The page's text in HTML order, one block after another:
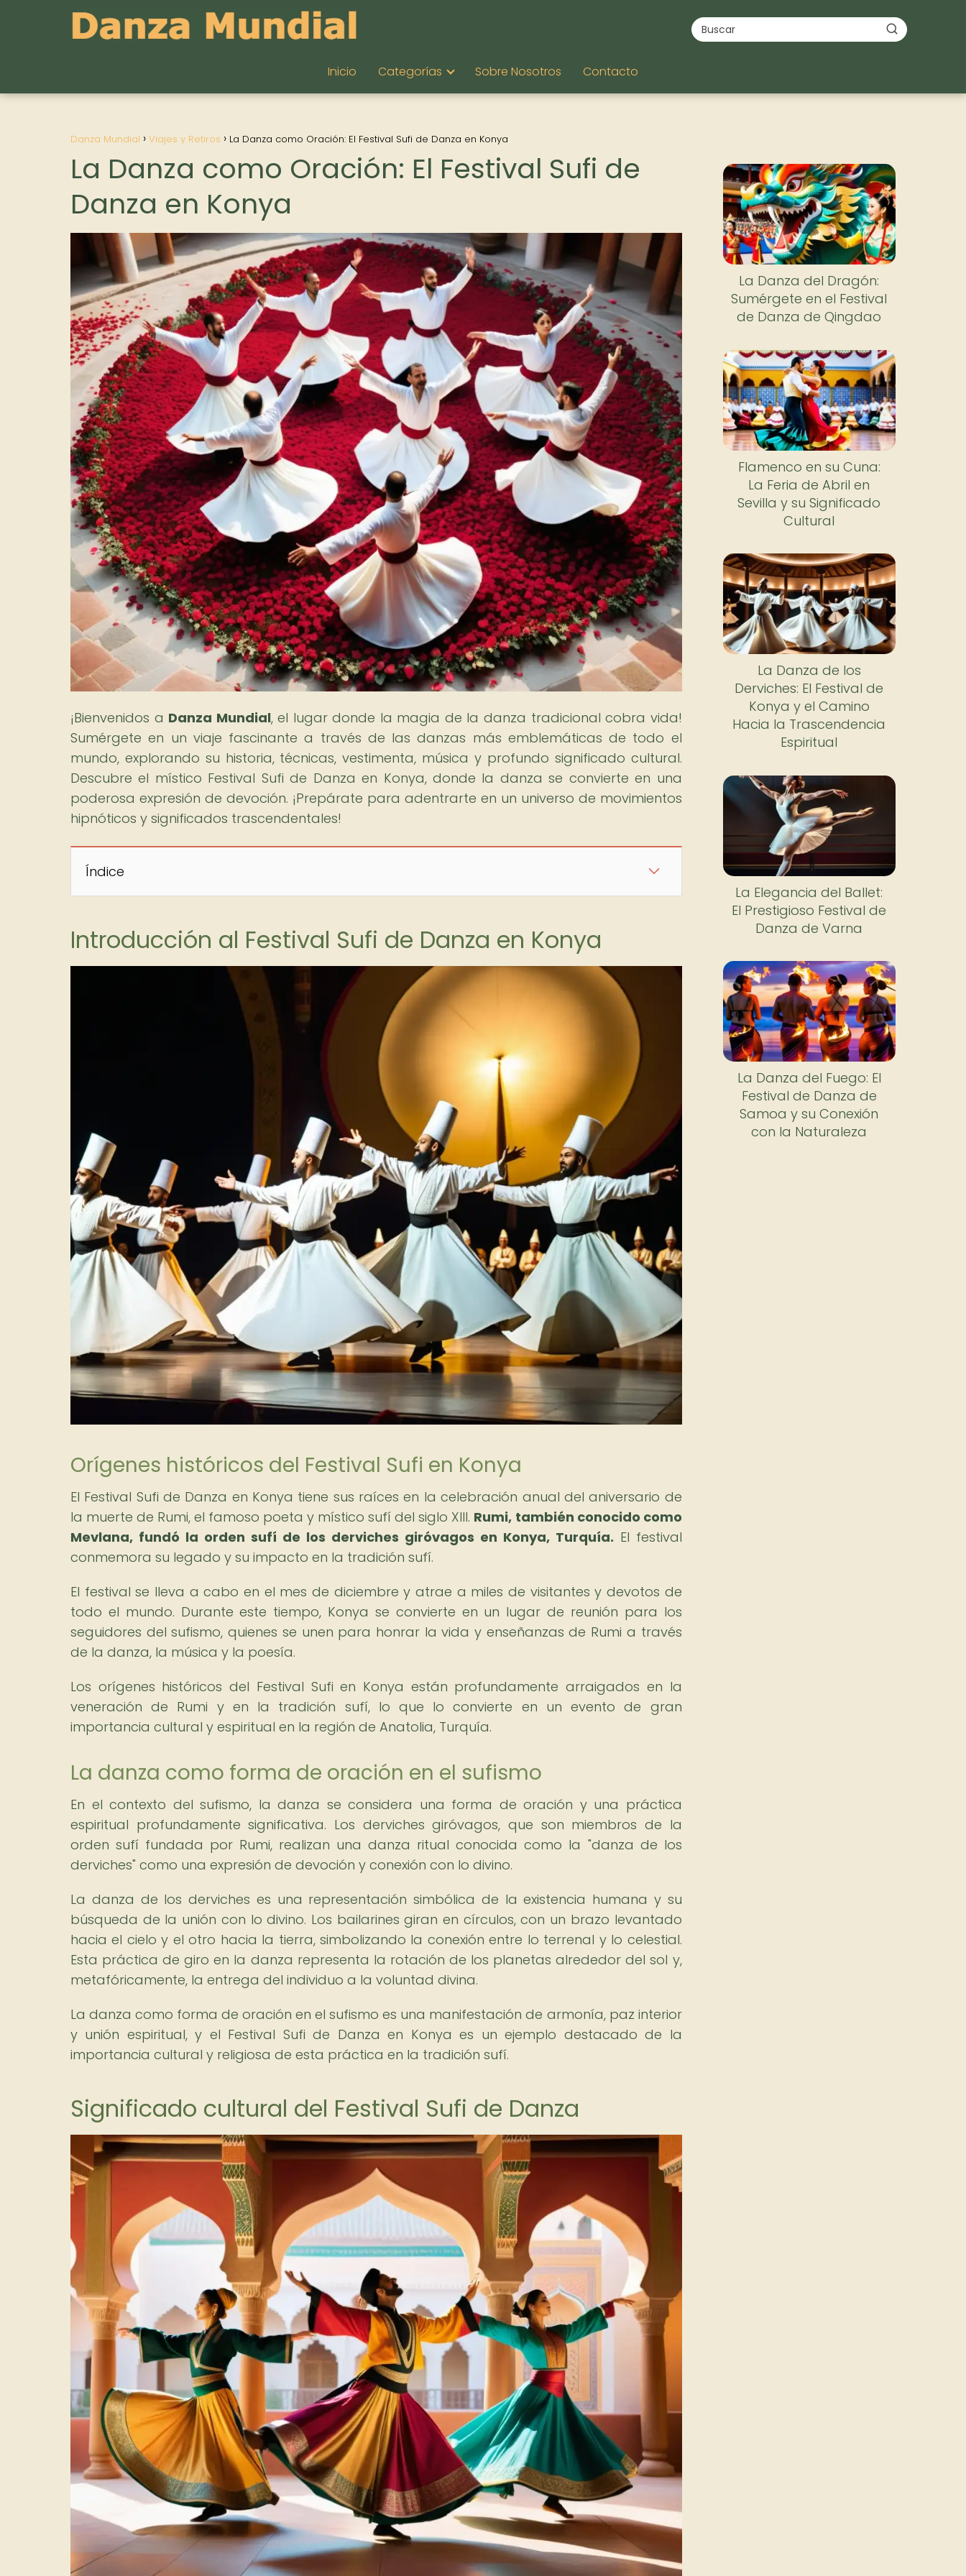
Inicio Categorías Sobre Nosotros Contacto
Danza Mundial Viajes y Retiros La Danza como Oración: El Festival Sufi de Danza en Konya
La Danza como Oración: El Festival Sufi de
Danza en Konya
¡Bienvenidos a Danza Mundial, el lugar donde la magia de la danza tradicional cobra vida!
Sumérgete en un viaje fascinante a través de las danzas más emblemáticas de todo el
mundo, explorando su historia, técnicas, vestimenta, música y profundo significado cultural.
Descubre el místico Festival Sufi de Danza en Konya, donde la danza se convierte en una
poderosa expresión de devoción. ¡Prepárate para adentrarte en un universo de movimientos
hipnóticos y significados trascendentales!
Índice
Introducción al Festival Sufi de Danza en Konya
Orígenes históricos del Festival Sufi en Konya
El Festival Sufi de Danza en Konya tiene sus raíces en la celebración anual del aniversario de
la muerte de Rumi, el famoso poeta y místico sufí del siglo XIII. Rumi, también conocido como
Mevlana, fundó la orden sufí de los derviches giróvagos en Konya, Turquía. El festival
conmemora su legado y su impacto en la tradición sufí.
El festival se lleva a cabo en el mes de diciembre y atrae a miles de visitantes y devotos de
todo el mundo. Durante este tiempo, Konya se convierte en un lugar de reunión para los
seguidores del sufismo, quienes se unen para honrar la vida y enseñanzas de Rumi a través
de la danza, la música y la poesía.
Los orígenes históricos del Festival Sufi en Konya están profundamente arraigados en la
veneración de Rumi y en la tradición sufí, lo que lo convierte en un evento de gran
importancia cultural y espiritual en la región de Anatolia, Turquía.
La danza como forma de oración en el sufismo
En el contexto del sufismo, la danza se considera una forma de oración y una práctica
espiritual profundamente significativa. Los derviches giróvagos, que son miembros de la
orden sufí fundada por Rumi, realizan una danza ritual conocida como la "danza de los
derviches" como una expresión de devoción y conexión con lo divino.
La danza de los derviches es una representación simbólica de la existencia humana y su
búsqueda de la unión con lo divino. Los bailarines giran en círculos, con un brazo levantado
hacia el cielo y el otro hacia la tierra, simbolizando la conexión entre lo terrenal y lo celestial.
Esta práctica de giro en la danza representa la rotación de los planetas alrededor del sol y,
metafóricamente, la entrega del individuo a la voluntad divina.
La danza como forma de oración en el sufismo es una manifestación de armonía, paz interior
y unión espiritual, y el Festival Sufi de Danza en Konya es un ejemplo destacado de la
importancia cultural y religiosa de esta práctica en la tradición sufí.
Significado cultural del Festival Sufi de Danza
Nuevo
La Danza del Dragón:
Sumérgete en el Festival
de Danza de Qingdao
Flamenco en su Cuna:
La Feria de Abril en
Sevilla y su Significado
Cultural
La Danza de los
Derviches: El Festival de
Konya y el Camino
Hacia la Trascendencia
Espiritual
La Elegancia del Ballet:
El Prestigioso Festival de
Danza de Varna
La Danza del Fuego: El
Festival de Danza de
Samoa y su Conexión
con la Naturaleza